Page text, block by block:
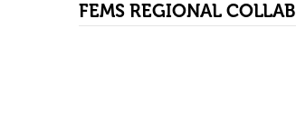
FEMS REGIONAL COLLAB